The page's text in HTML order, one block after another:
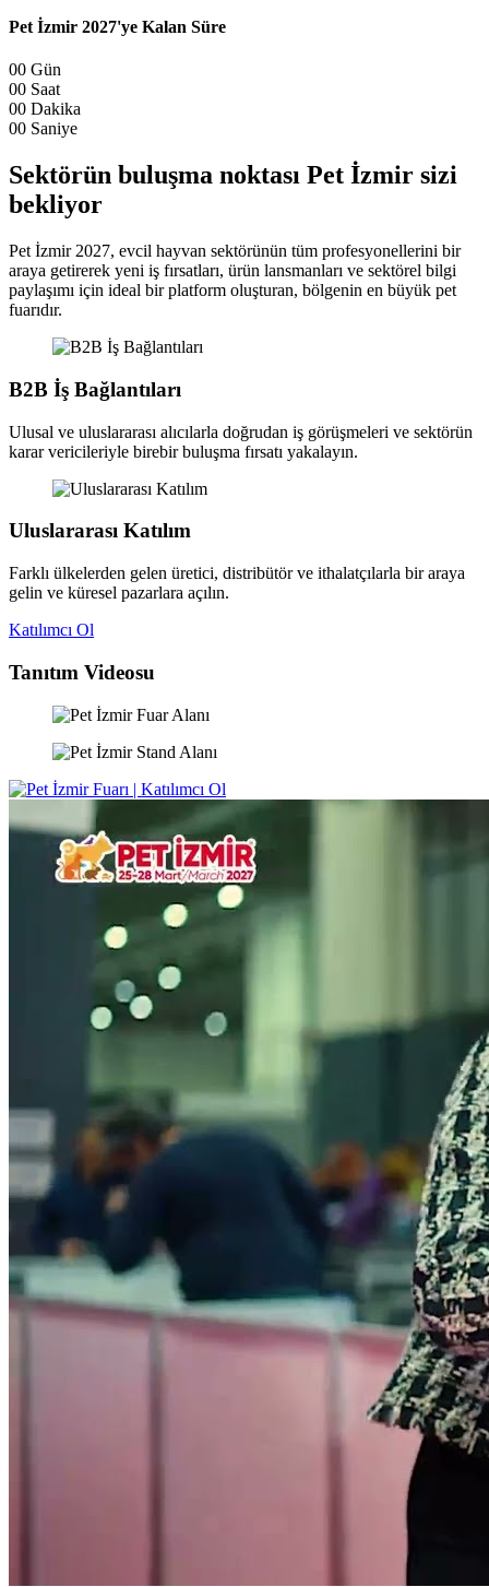
Pet İzmir 2027'ye Kalan Süre
00 Gün
00 Saat
00 Dakika
00 Saniye
Sektörün buluşma noktası Pet İzmir sizi
bekliyor
Pet İzmir 2027, evcil hayvan sektörünün tüm profesyonellerini bir
araya getirerek yeni iş fırsatları, ürün lansmanları ve sektörel bilgi
paylaşımı için ideal bir platform oluşturan, bölgenin en büyük pet
fuarıdır.
B2B İş Bağlantıları
Ulusal ve uluslararası alıcılarla doğrudan iş görüşmeleri ve sektörün
karar vericileriyle birebir buluşma fırsatı yakalayın.
Uluslararası Katılım
Farklı ülkelerden gelen üretici, distribütör ve ithalatçılarla bir araya
gelin ve küresel pazarlara açılın.
Katılımcı Ol
Tanıtım Videosu